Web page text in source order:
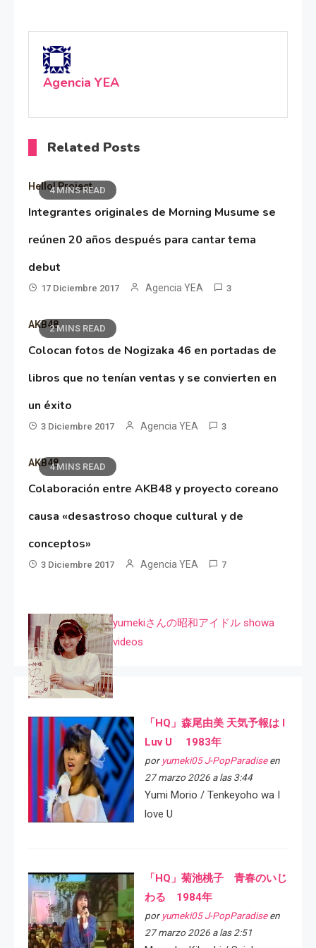
Agencia YEA
Related Posts
4 MINS READ
Hello! Project
Integrantes originales de Morning Musume se
reúnen 20 años después para cantar tema
debut
17 Diciembre 2017 Agencia YEA 3
2 MINS READ
AKB48
Colocan fotos de Nogizaka 46 en portadas de
libros que no tenían ventas y se convierten en
un éxito
3 Diciembre 2017 Agencia YEA 3
4 MINS READ
AKB48
Colaboración entre AKB48 y proyecto coreano
causa «desastroso choque cultural y de
conceptos»
3 Diciembre 2017 Agencia YEA 7
yumekiさんの昭和アイドル showa
videos
「HQ」森尾由美 天気予報は I
Luv U 1983年
por yumeki05 J-PopParadiseen
27 marzo 2026 a las 3:44
Yumi Morio / Tenkeyoho wa I
love U
「HQ」菊池桃子 青春のいじ
わる 1984年
por yumeki05 J-PopParadiseen
27 marzo 2026 a las 2:51